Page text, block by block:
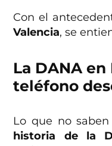
Con el
Valencia, se
La DANA
teléfono
Lo que no saben
historia de la